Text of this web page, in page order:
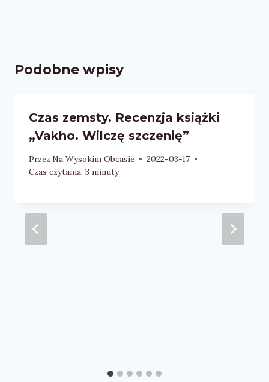
Podobne wpisy
Czas zemsty. Recenzja książki
„Vakho. Wilczę szczenię”
Przez Na Wysokim Obcasie
2022-03-17
Czas czytania: 3 minuty